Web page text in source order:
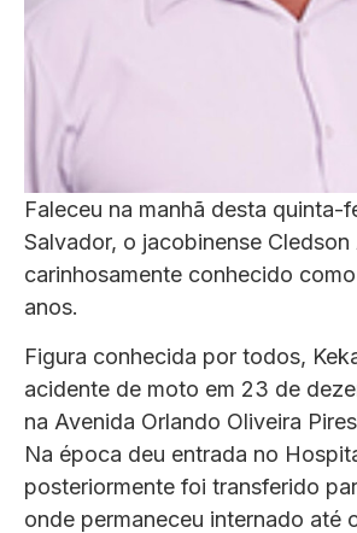
Faleceu na manhã desta quinta-
Salvador, o jacobinense
carinhosamente conhecido como
anos.
Figura conhecida por todos,
acidente de moto em 23 de
na Avenida Orlando Oliveira
Na época deu entrada no
posteriormente foi transferido
onde permaneceu internado até